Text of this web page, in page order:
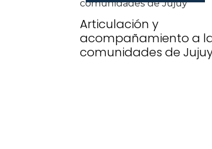
Articulación y
acompañamiento a
comunidades de